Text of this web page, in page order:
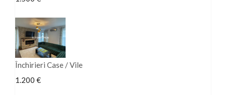
Închirieri Case / Vile
1.200 €